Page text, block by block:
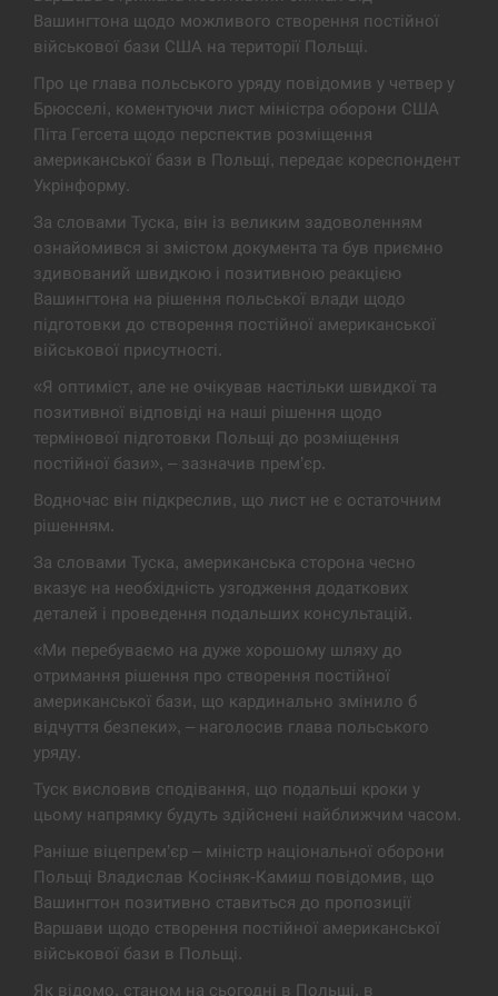
14:53
Экс-послу в США Стефанишиной вручили новое
подозрение и избирают меру…
СЕРПЕНЬ
14:40
У Росії розгортається ракетний підрозділ КНДР –
Reuters
СЕРПЕНЬ
14:23
Поставки ракет для ПВО сократились втрое,
хотя у партнеров они…
СЕРПЕНЬ
14:10
У Румунії затоплять чотири баржі для
збільшення потоку води до…
СЕРПЕНЬ
13:53
В Москве пожаловались на “кратный рост” атак
СЕРПЕНЬ
Біля українського літака в аеропорту Лейпцига
виявили дрон, ймовірно, з…
СЕРПЕНЬ
13:23
ответили, как отреагируют на…
СЕРПЕНЬ
Тайвань проводить найбільші військові
навчання на тлі загрози вторгнення з…
СЕРПЕНЬ
Вашингтона щодо можливого створення постійної
військової бази США на території Польщі.
Про це глава польського уряду повідомив у четвер у
Брюсселі, коментуючи лист міністра оборони США
Піта Гегсета щодо перспектив розміщення
американської бази в Польщі, передає кореспондент
Укрінформу.
За словами Туска, він із великим задоволенням
ознайомився зі змістом документа та був приємно
здивований швидкою і позитивною реакцією
Вашингтона на рішення польської влади щодо
підготовки до створення постійної американської
військової присутності.
«Я оптиміст, але не очікував настільки швидкої та
позитивної відповіді на наші рішення щодо
термінової підготовки Польщі до розміщення
постійної бази», – зазначив прем’єр.
Водночас він підкреслив, що лист не є остаточним
рішенням.
За словами Туска, американська сторона чесно
вказує на необхідність узгодження додаткових
деталей і проведення подальших консультацій.
«Ми перебуваємо на дуже хорошому шляху до
отримання рішення про створення постійної
американської бази, що кардинально змінило б
відчуття безпеки», – наголосив глава польського
уряду.
Туск висловив сподівання, що подальші кроки у
цьому напрямку будуть здійснені найближчим часом.
Раніше віцепрем’єр – міністр національної оборони
Польщі Владислав Косіняк-Камиш повідомив, що
Вашингтон позитивно ставиться до пропозиції
Варшави щодо створення постійної американської
військової бази в Польщі.
Як відомо, станом на сьогодні в Польщі, в